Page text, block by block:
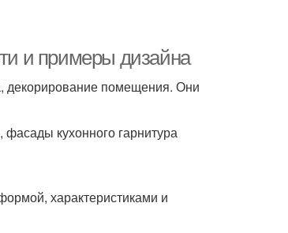
и примеры дизайна
декорирование помещения. Они
кухонного гарнитура
характеристиками и